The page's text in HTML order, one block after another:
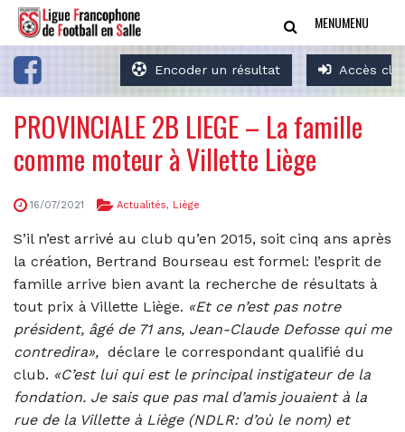
Encoder un résultat Accès
MENUMENU
PROVINCIALE 2B LIEGE – La famille
comme moteur à Villette Liège
16/07/2021 Actualités, Liège
S’il n’est arrivé au club qu’en 2015, soit cinq ans après
la création, Bertrand Bourseau est formel: l’esprit de
famille arrive bien avant la recherche de résultats à
tout prix à Villette Liège. «Et ce n’est pas notre
président, âgé de 71 ans, Jean-Claude Defosse qui me
contredira», déclare le correspondant qualifié du
club. «C’est lui qui est le principal instigateur de la
fondation. Je sais que pas mal d’amis jouaient à la
rue de la Villette à Liège (NDLR: d’où le nom) et